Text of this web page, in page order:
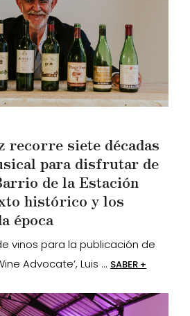
siete décadas
para disfrutar de
de la Estación
histórico y los
época
vinos para la publicación de
Advocate’, Luis ... SABER +